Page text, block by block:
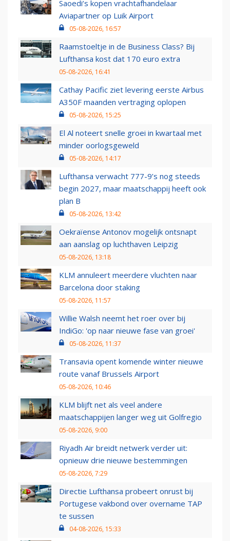
Saoedi’s kopen vrachtafhandelaar
Aviapartner op Luik Airport
05-08-2026, 16:57
Raamstoeltje in de Business Class? Bij
Lufthansa kost dat 170 euro extra
05-08-2026, 16:41
Cathay Pacific ziet levering eerste Airbus
A350F maanden vertraging oplopen
05-08-2026, 15:25
El Al noteert snelle groei in kwartaal met
minder oorlogsgeweld
05-08-2026, 14:17
Lufthansa verwacht 777-9’s nog steeds
begin 2027, maar maatschappij heeft ook
plan B
05-08-2026, 13:42
Oekraïense Antonov mogelijk ontsnapt
aan aanslag op luchthaven Leipzig
05-08-2026, 13:18
KLM annuleert meerdere vluchten naar
Barcelona door staking
05-08-2026, 11:57
Willie Walsh neemt het roer over bij
IndiGo: 'op naar nieuwe fase van groei'
05-08-2026, 11:37
Transavia opent komende winter nieuwe
route vanaf Brussels Airport
05-08-2026, 10:46
KLM blijft net als veel andere
maatschappijen langer weg uit Golfregio
05-08-2026, 9:00
Riyadh Air breidt netwerk verder uit:
opnieuw drie nieuwe bestemmingen
05-08-2026, 7:29
Directie Lufthansa probeert onrust bij
Portugese vakbond over overname TAP
te sussen
04-08-2026, 15:33